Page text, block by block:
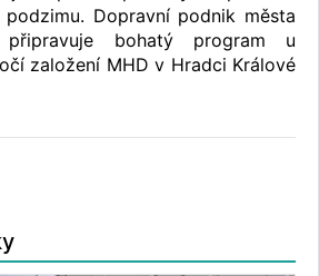
Dopravní podnik města
připravuje bohatý program u
založení MHD v Hradci Králové